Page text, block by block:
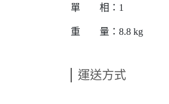
單 相：1
重 量：8.8 kg
運送方式